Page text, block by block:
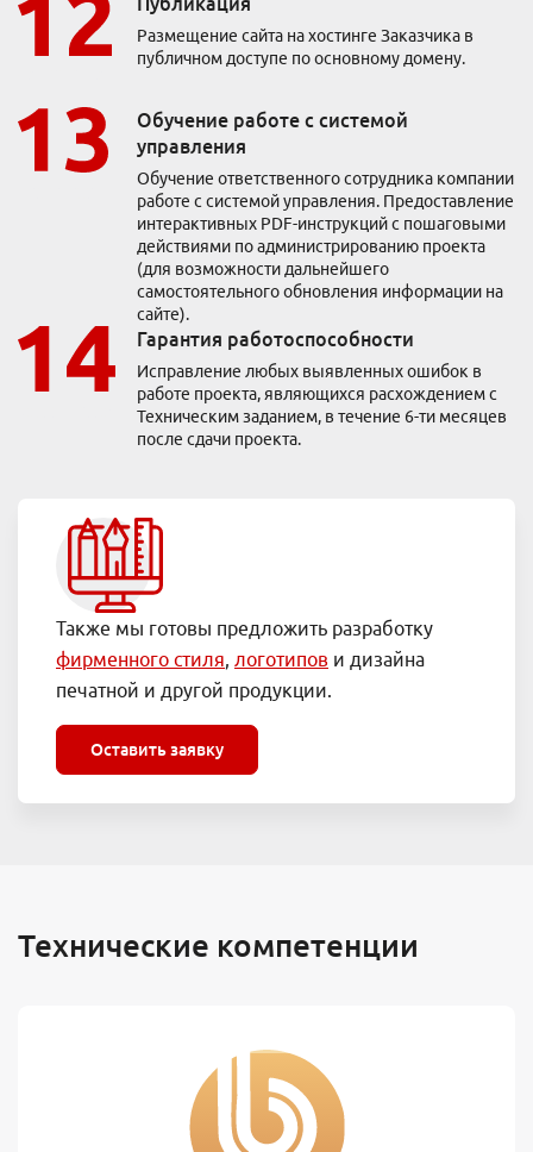
Размещение сайта на хостинге Заказчика в
публичном доступе по основному домену.
Обучение работе с системой
управления
Обучение ответственного сотрудника компании
работе с системой управления. Предоставление
интерактивных PDF-инструкций с пошаговыми
действиями по администрированию проекта
(для возможности дальнейшего
самостоятельного обновления информации на
сайте).
Гарантия работоспособности
Исправление любых выявленных ошибок в
работе проекта, являющихся расхождением с
Техническим заданием, в течение 6-ти месяцев
после сдачи проекта.
Также мы готовы предложить разработку
фирменного стиля, логотипов и дизайна
печатной и другой продукции.
Оставить заявку
Технические компетенции